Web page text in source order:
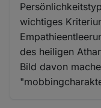
wichtiges
des heiligen
Bild davon